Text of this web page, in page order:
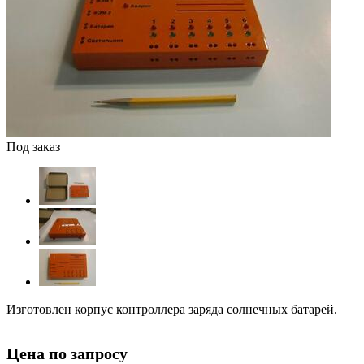
Под заказ
Изготовлен корпус контроллера заряда солнечных батарей.
Цена по запросу